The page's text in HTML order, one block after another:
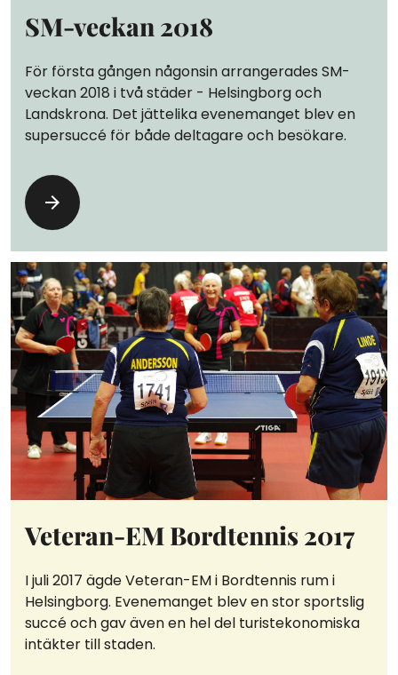
SM-veckan 2018
För första gången någonsin arrangerades SM-
veckan 2018 i två städer - Helsingborg och
Landskrona. Det jättelika evenemanget blev en
supersuccé för både deltagare och besökare.
Veteran-EM Bordtennis 2017
I juli 2017 ägde Veteran-EM i Bordtennis rum i
Helsingborg. Evenemanget blev en stor sportslig
succé och gav även en hel del turistekonomiska
intäkter till staden.